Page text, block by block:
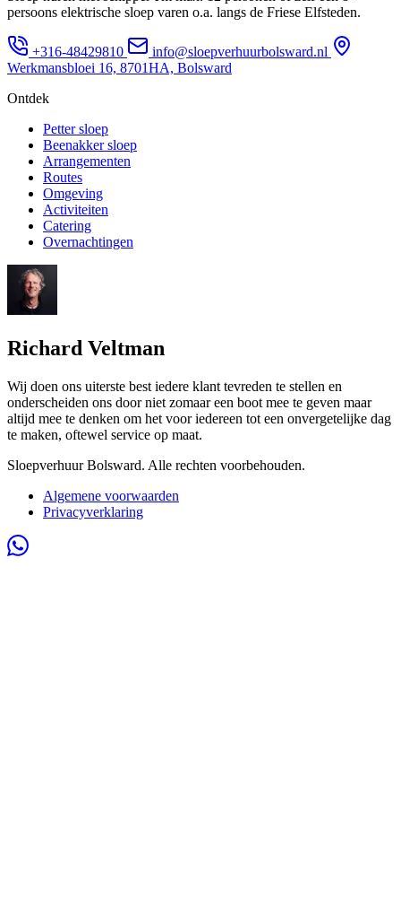
persoons elektrische sloep varen o.a. langs de Friese Elfsteden.
+316-48429810
info@sloepverhuurbolsward.nl
Werkmansbloei 16, 8701HA, Bolsward
Ontdek
Petter sloep
Beenakker sloep
Arrangementen
Routes
Omgeving
Activiteiten
Catering
Overnachtingen
Richard Veltman
Wij doen ons uiterste best iedere klant tevreden te stellen en
onderscheiden ons door niet zomaar een boot mee te geven maar
altijd mee te denken om het voor iedereen tot een onvergetelijke dag
te maken, oftewel service op maat.
Sloepverhuur Bolsward. Alle rechten voorbehouden.
Algemene voorwaarden
Privacyverklaring